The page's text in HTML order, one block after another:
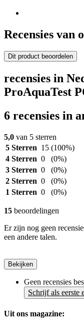
Recensies van
Dit product beoordelen
recensies in
ProAquaTest
6 recensies in
5,0 van 5 sterren
5 Sterren 15 (100%)
4 Sterren 0
(0%)
3 Sterren 0
(0%)
2 Sterren 0
(0%)
1 Sterren 0 (0%)
15 beoordelingen
Er zijn nog geen
een andere talen.
Bekijken
Geen recensies
Schrijf als eerste
Uit ons magazine: